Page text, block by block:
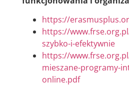
https://
https://
szybko-i-efektywnie
https://
mieszane-programy-
online.pdf